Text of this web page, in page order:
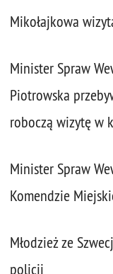
Mikołajkowa
Minister Spraw
Piotrowska
roboczą wizytę w
Minister Spraw
Komendzie
Młodzież ze
policji